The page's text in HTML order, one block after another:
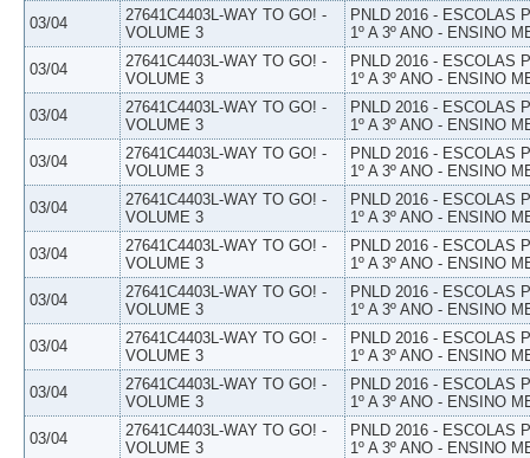
03/04
27641C4403L-WAY TO GO! -
VOLUME 3
PNLD 2016 - ESCOLAS
1º A 3º ANO - ENSINO
03/04
27641C4403L-WAY TO GO! -
VOLUME 3
PNLD 2016 - ESCOLAS
1º A 3º ANO - ENSINO
03/04
27641C4403L-WAY TO GO! -
VOLUME 3
PNLD 2016 - ESCOLAS
1º A 3º ANO - ENSINO
03/04
27641C4403L-WAY TO GO! -
VOLUME 3
PNLD 2016 - ESCOLAS
1º A 3º ANO - ENSINO
03/04
27641C4403L-WAY TO GO! -
VOLUME 3
PNLD 2016 - ESCOLAS
1º A 3º ANO - ENSINO
03/04
27641C4403L-WAY TO GO! -
VOLUME 3
PNLD 2016 - ESCOLAS
1º A 3º ANO - ENSINO
03/04
27641C4403L-WAY TO GO! -
VOLUME 3
PNLD 2016 - ESCOLAS
1º A 3º ANO - ENSINO
03/04
27641C4403L-WAY TO GO! -
VOLUME 3
PNLD 2016 - ESCOLAS
1º A 3º ANO - ENSINO
03/04
27641C4403L-WAY TO GO! -
VOLUME 3
PNLD 2016 - ESCOLAS
1º A 3º ANO - ENSINO
03/04
27641C4403L-WAY TO GO! -
VOLUME 3
PNLD 2016 - ESCOLAS
1º A 3º ANO - ENSINO